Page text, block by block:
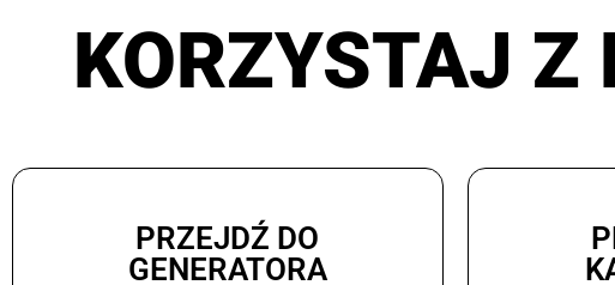
KORZYSTAJ Z
PRZEJDŹ DO
GENERATORA